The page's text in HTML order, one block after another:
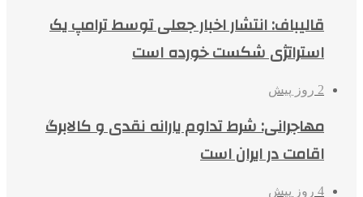
قالیباف: انتشار اخبار جعلی توسط ترامپ یک
استراتژی شکست خورده است
2 روز پیش
مهاجرانی: شرط تداوم یارانه نقدی و کالابرگ
اقامت در ایران است
4 روز پیش